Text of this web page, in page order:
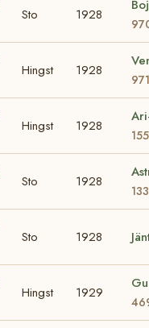
Sto 1928
Hingst 1928
971
Hingst 1928
Sto 1928
Sto 1928
Hingst 1929